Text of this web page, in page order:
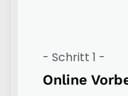
- Schritt 1 -
Online